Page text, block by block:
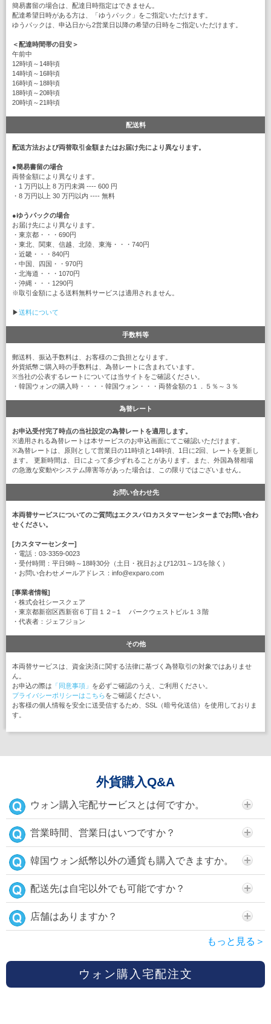
簡易書留の場合は、配達日時指定はできません。
配達希望日時がある方は、「ゆうパック」をご指定いただけます。
ゆうパックは、申込日から2営業日以降の希望の日時をご指定いただけます。
＜配達時間帯の目安＞
午前中
12時頃～14時頃
14時頃～16時頃
16時頃～18時頃
18時頃～20時頃
20時頃～21時頃
配送料
配送方法および両替取引金額またはお届け先により異なります。
●簡易書留の場合
両替金額により異なります。
・1 万円以上 8 万円未満 ---- 600 円
・8 万円以上 30 万円以内 ---- 無料
●ゆうパックの場合
お届け先により異なります。
・東京都・・・690円
・東北、関東、信越、北陸、東海・・・740円
・近畿・・・840円
・中国、四国・・970円
・北海道・・・1070円
・沖縄・・・1290円
※取引金額による送料無料サービスは適用されません。
▶送料について
手数料等
郵送料、振込手数料は、お客様のご負担となります。
外貨紙幣ご購入時の手数料は、為替レートに含まれています。
※当社の公表するレートについては当サイトをご確認ください。
・韓国ウォンの購入時・・・・韓国ウォン・・・両替金額の１．５％～３％
為替レート
お申込受付完了時点の当社設定の為替レートを適用します。
※適用される為替レートは本サービスのお申込画面にてご確認いただけます。
※為替レートは、原則として営業日の11時頃と14時頃、1日に2回、レートを更新し
ます。 更新時間は、日によって多少ずれることがあります。また、外国為替相場
の急激な変動やシステム障害等があった場合は、この限りではございません。
お問い合わせ先
本両替サービスについてのご質問はエクスパロカスタマーセンターまでお問い合わ
せください。
[カスタマーセンター]
・電話：03-3359-0023
・受付時間：平日9時～18時30分（土日・祝日および12/31～1/3を除く）
・お問い合わせメールアドレス：info@exparo.com
[事業者情報]
・株式会社シースクェア
・東京都新宿区西新宿６丁目１２−１ パークウェストビル１３階
・代表者：ジェフジョン
その他
本両替サービスは、資金決済に関する法律に基づく為替取引の対象ではありませ
ん。
お申込の際は 「同意事項」 を必ずご確認のうえ、ご利用ください。
プライバシーポリシーはこちらをご確認ください。
お客様の個人情報を安全に送受信するため、SSL（暗号化送信）を使用しておりま
す。
外貨購入Q&A
ウォン購入宅配サービスとは何ですか。
営業時間、営業日はいつですか？
韓国ウォン紙幣以外の通貨も購入できますか。
配送先は自宅以外でも可能ですか？
店舗はありますか？
もっと見る＞
ウォン購入宅配注文